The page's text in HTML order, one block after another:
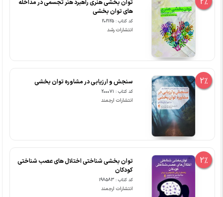
توان بخشی هنری راهبرد هنر تجسمی در مداخله
های توان بخشی
کد کتاب : 202125
انتشارات رشد
2% سنجش و ارزیابی در مشاوره توان بخشی
کد کتاب : 200071
انتشارات ارجمند
2%
توان بخشی شناختی اختلال های عصب شناختی
کودکان
کد کتاب : 198583
انتشارات ارجمند